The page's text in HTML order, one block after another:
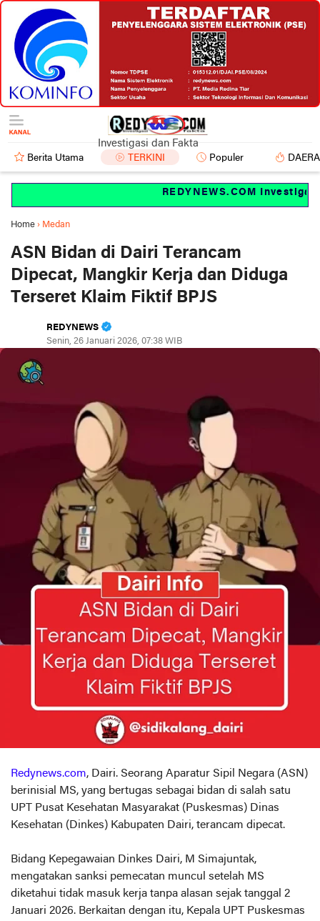
Investigasi dan Fakta
Berita Utama TERKINI Populer
REDYNEWS.COM Investigasi
Home › Medan
ASN Bidan di Dairi Terancam
Dipecat, Mangkir Kerja dan Diduga
Terseret Klaim Fiktif BPJS
REDYNEWS
Senin, 26 Januari 2026, 07:38 WIB
Redynews.com, Dairi. Seorang Aparatur Sipil Negara (ASN)
berinisial MS, yang bertugas sebagai bidan di salah satu
UPT Pusat Kesehatan Masyarakat (Puskesmas) Dinas
Kesehatan (Dinkes) Kabupaten Dairi, terancam dipecat.
Bidang Kepegawaian Dinkes Dairi, M Simajuntak,
mengatakan sanksi pemecatan muncul setelah MS
diketahui tidak masuk kerja tanpa alasan sejak tanggal 2
Januari 2026. Berkaitan dengan itu, Kepala UPT Puskesmas